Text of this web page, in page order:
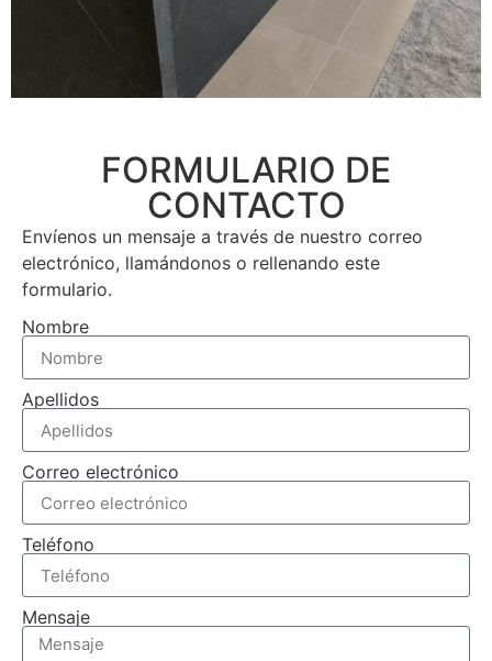
FORMULARIO DE
CONTACTO
Envíenos un mensaje a través de nuestro correo
electrónico, llamándonos o rellenando este
formulario.
Nombre
Apellidos
Correo electrónico
Teléfono
Mensaje